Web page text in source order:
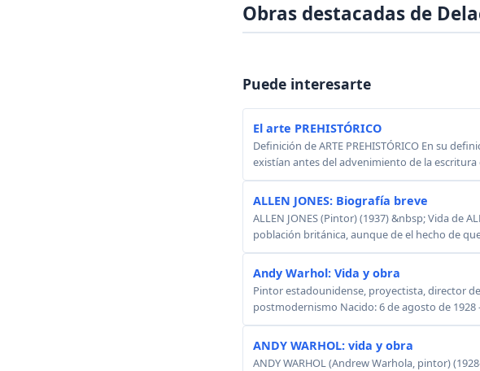
Obras destacadas de
Puede interesarte
El arte PREHISTÓRICO
Definición de ARTE PREHISTÓRICO En su
existían antes del advenimiento de la
ALLEN JONES: Biografía breve
ALLEN JONES (Pintor) (1937) &nbsp; Vida de
población británica, aunque de el hecho de
Andy Warhol: Vida y obra
Pintor estadounidense, proyectista, director
postmodernismo Nacido: 6 de agosto de
ANDY WARHOL: vida y obra
ANDY WARHOL (Andrew Warhola, pintor)